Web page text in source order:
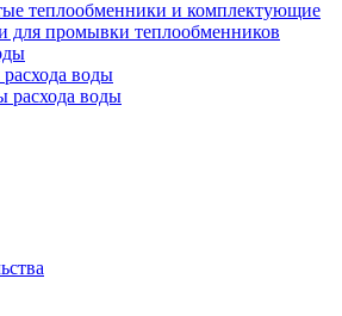
теплообменники и комплектующие
для промывки теплообменников
воды
расхода воды